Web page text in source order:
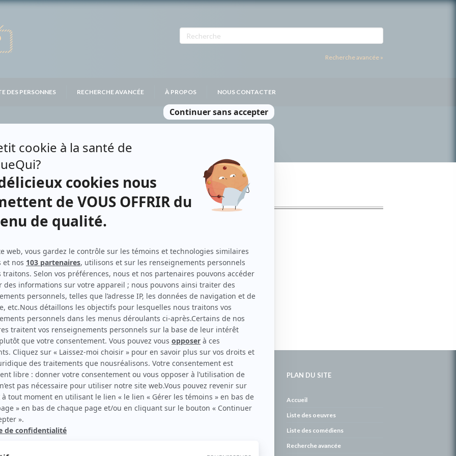
Recherche avancée »
DES PERSONNES RECHERCHE AVANCÉE À PROPOS NOUS CONTACTER
Personnages
Il Duce Canadese – Le Mussolini canadien(Livreur de
farine et annonceur au camp
Vice versa (Student Bodies)(V.F. Potto)
Virginie( Dominique Patry1996
carbure à son petit écran. Celui qu’on surnomme parfois «l’encyclopédie de
à 2001. Sa spécialité: la télé québécoise. On peut l’entendre régulièrement
PLAN DU SITE
Accueil
Liste des oeuvres
Liste des comédiens
Recherche avancée